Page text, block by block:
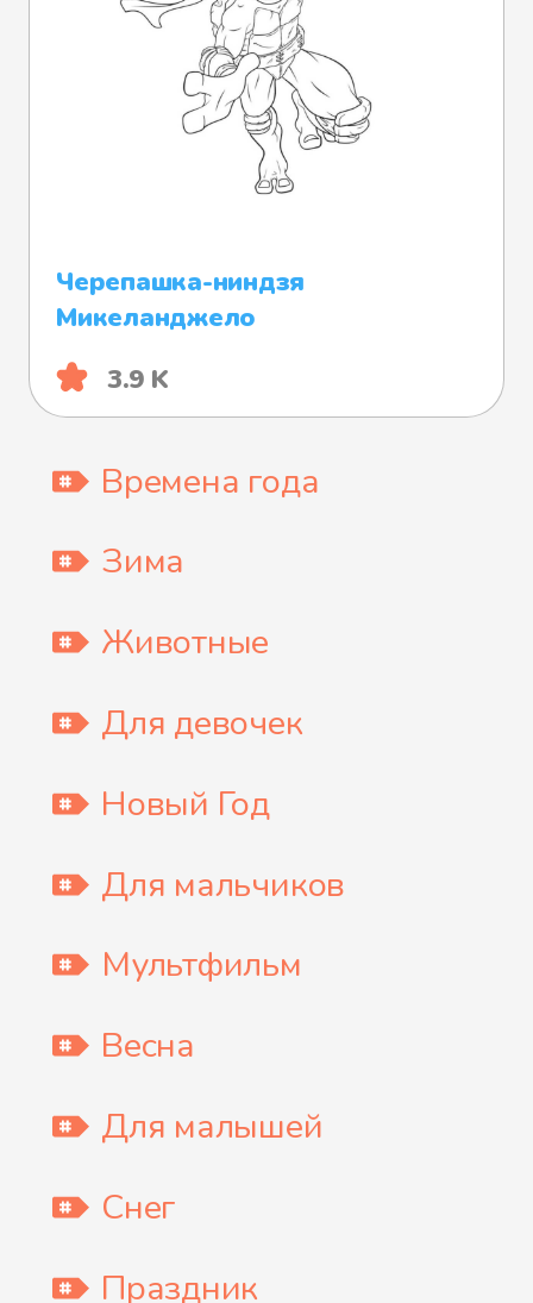
Черепашка-ниндзя
Микеланджело
3.9 K
Времена года
Зима
Животные
Для девочек
Новый Год
Для мальчиков
Мультфильм
Весна
Для малышей
Снег
Праздник